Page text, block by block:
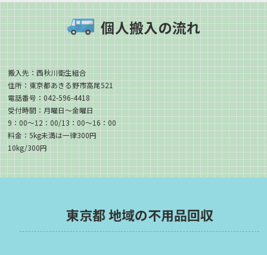
個人搬入の流れ
搬入先：西秋川衛生組合
住所：東京都あきる野市高尾521
電話番号：042-596-4418
受付時間：月曜日～金曜日
9：00～12：00/13：00～16：00
料金：5kg未満は一律300円
10kg/300円
東京都 地域の不用品回収